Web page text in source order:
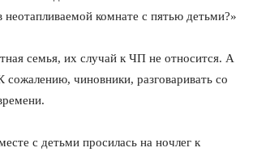
комнате с пятью детьми?»
семья, их случай к ЧП не относится. А
чиновники, разговаривать со
с детьми просилась на ночлег к